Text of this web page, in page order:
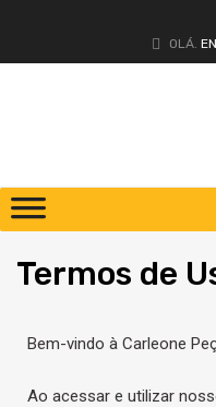
OLÁ.
Termos de
Bem-vindo à Carleone
Ao acessar e utilizar